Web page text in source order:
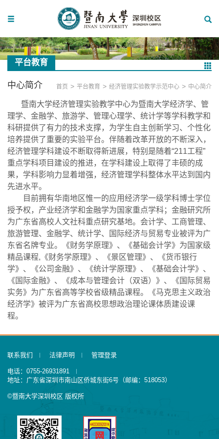
平台教育
中心简介 首页 > 平台教育 > 经济管理实验教学示范中心 > 中心简介
暨南大学经济管理实验教学中心为暨南大学经济学、管
理学、金融学、旅游学、管理心理学、统计学等学科教学和
科研提供了有力的技术支撑，为学生自主创新学习、个性化
培养提供了重要的实验平台。伴随着改革开放的不断深入，
经济管理学科建设不断取得新进展，特别是随着“211工程”
重点学科项目建设的推进，在学科建设上取得了丰硕的成
果，学科影响力显着增强，经济管理学科整体水平达到国内
先进水平。
目前拥有华南地区惟一的应用经济学一级学科博士学位
授予权，产业经济学和金融学为国家重点学科；金融研究所
为广东省高校人文社科重点研究基地。会计学、工商管理、
旅游管理、金融学、统计学、国际经济与贸易专业被评为广
东省名牌专业。《财务学原理》、《基础会计学》为国家级
精品课程,《财务学原理》、《景区管理》、《货币银行
学》、《公司金融》、《统计学原理》、《基础会计学》、
《国际金融》、《成本与管理会计（双语）》、《国际贸易
实务》为广东省高等学校省级精品课程。《马克思主义政治
经济学》被评为广东省高校思想政治理论课体质建设课
程。
联系我们 法律声明 管理登录
电话：0755-26931891
地址：广东省深圳市南山区侨城东街6号（邮编：518053）
©暨南大学深圳校区 版权所